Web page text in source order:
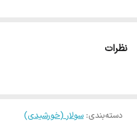
نظرات
دسته‌بندی: سولار (خورشیدی)